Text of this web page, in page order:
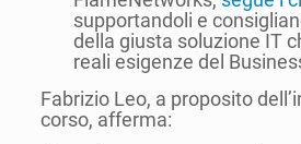
supportandoli e
della giusta soluzione IT
reali esigenze del
Fabrizio Leo, a proposito
corso, afferma: